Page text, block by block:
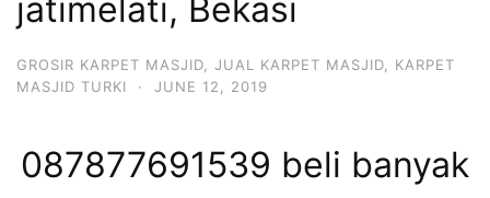
jatimelati, Bekasi
GROSIR KARPET MASJID JUAL KARPET MASJID
KARPET
MASJID TURKI
· JUNE 12, 2019
087877691539 beli banyak